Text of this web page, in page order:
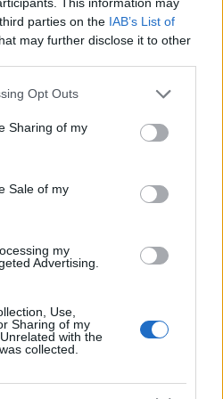
parties on the IAB’s List of
may further disclose it to other
app uses one or more Google
behaviour. You may click to
and its third-party tags to
purposes in below Google
Opt Outs
Sharing of my
Sale of my
my
Advertising.
Use,
Sharing of my
with the
collected.
έκθεση και είδα
καινοτομίας από
από όλα τα
Και είναι υψηλό το
μας. Άρα
τη δυνατότητα,
που αξίζουν, γιατί άλλο